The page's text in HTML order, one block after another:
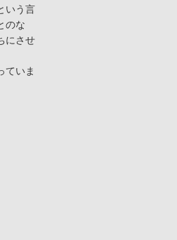
いう言
のな
にさせ
ていま